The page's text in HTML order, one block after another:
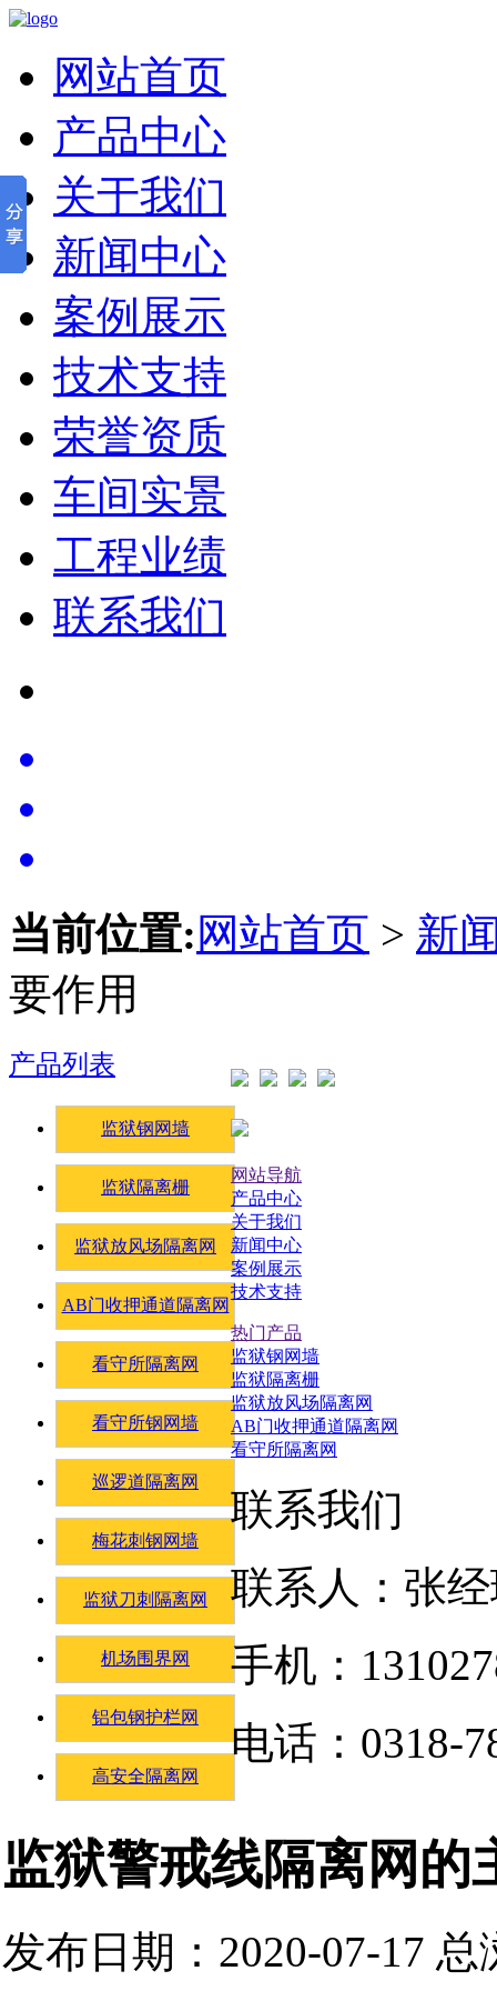
网站首页
产品中心
关于我们
新闻中心
案例展示
技术支持
荣誉资质
车间实景
工程业绩
联系我们
当前位置: 网站首页 > 新
要作用
产品列表
监狱钢网墙
监狱隔离栅
监狱放风场隔离网
AB门收押通道隔离网
看守所隔离网
看守所钢网墙
巡逻道隔离网
梅花刺钢网墙
监狱刀刺隔离网
机场围界网
铝包钢护栏网
高安全隔离网
监狱警戒线隔离网的
发布日期：2020-07-17 总
网站导航
产品中心
关于我们
新闻中心
案例展示
技术支持
热门产品
监狱钢网墙
监狱隔离栅
监狱放风场隔离网
AB门收押通道隔离网
看守所隔离网
联系我们
联系人：张
手机：
电话：0318-